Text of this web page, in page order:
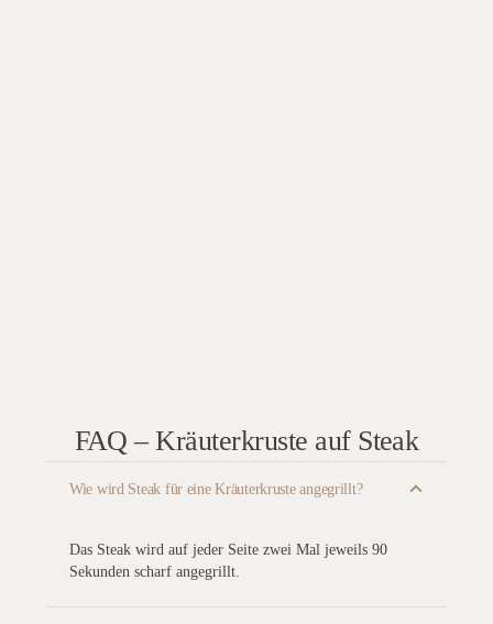
FAQ – Kräuterkruste auf Steak
Wie wird Steak für eine Kräuterkruste angegrillt?
Das Steak wird auf jeder Seite zwei Mal jeweils 90
Sekunden scharf angegrillt.